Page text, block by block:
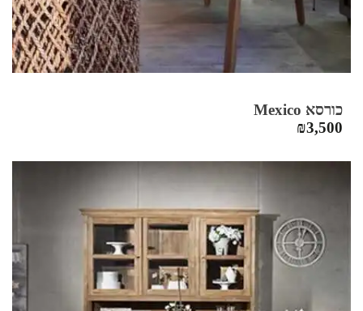
כורסא Mexico
₪3,500